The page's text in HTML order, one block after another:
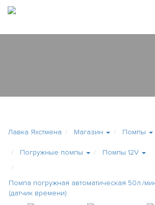
Лавка Яхстмена Магазин Помпы
Погружные помпы Помпы 12V
Помпа погружная автоматическая 50л./
(датчик времени)